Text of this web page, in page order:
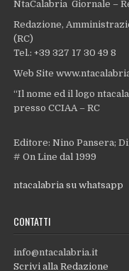
NtaCalabria Giornale –
Redazione,
(RC)
Tel.: +39 327 17 30 49 8
Web Site
“Il nome ed il logo
presso CCIAA – RC
Editore: Nino Pansera;
# On Line dal 1999
ntacalabria su whatsapp
CONTATTI
info@ntacalabria.it
Scrivi alla Redazione